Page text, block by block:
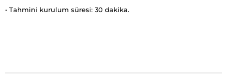
• Tahmini kurulum süresi: 30 dakika.